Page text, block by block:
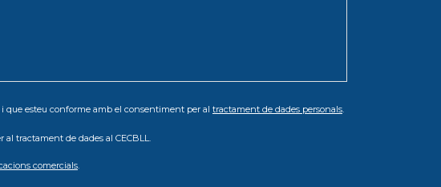
que esteu conforme amb el consentiment per al tractament de dades personals
tractament de dades al CECBLL.
comercials